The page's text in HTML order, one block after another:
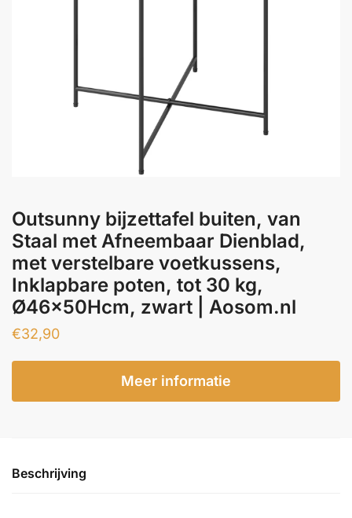
Outsunny bijzettafel buiten, van
Staal met Afneembaar Dienblad,
met verstelbare voetkussens,
Inklapbare poten, tot 30 kg,
Ø46x50Hcm, zwart | Aosom.nl
€32,90
Meer informatie
Beschrijving